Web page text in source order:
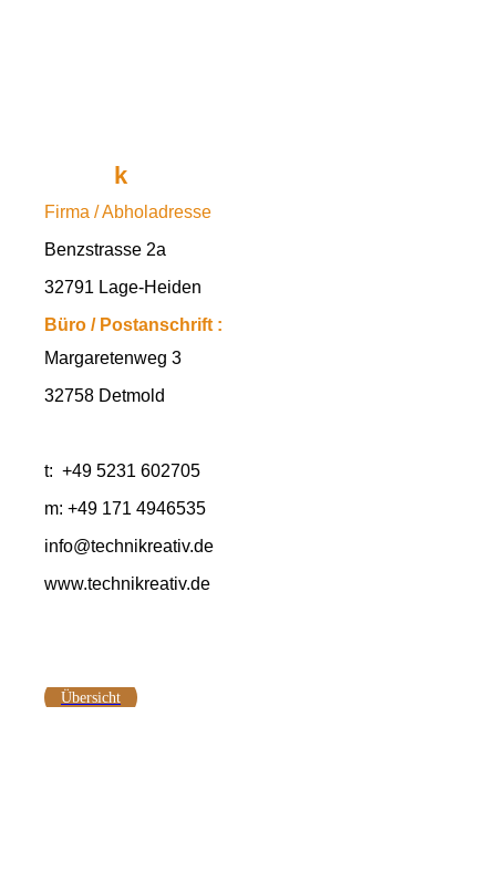
k
Firma / Abholadresse
Benzstrasse 2a
32791 Lage-Heiden
Büro / Postanschrift :
Margaretenweg 3
32758 Detmold
t: +49 5231 602705
m: +49 171 4946535
info@technikreativ.de
www.technikreativ.de
Übersicht